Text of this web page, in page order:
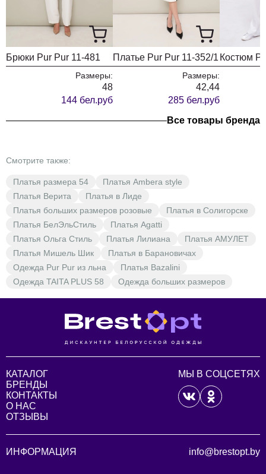
Брюки Pur Pur 11-481
Размеры:
48
144 бел.руб
Платье Pur Pur 11-352/1
Размеры:
42,44
285 бел.руб
Костюм
Все товары бренда
Смотрите также:
Платья размера 54
Платья Ambera style
Платья Верита
Платья в Лиде
Платья больших размеров розовые
Платья в Солигорске
Платья БелЭльСтиль
Платья Agatti
Платья Ольга Стиль
Платья Лилиана
Платья АМУЛЕТ
Платья Мишель Шик
Платья в Барановичах
Одежда Pur Pur из льна
Платья Bazalini
Одежда TAITA PLUS 58
Одежда больших размеров
КАТАЛОГ
БРЕНДЫ
КОНТАКТЫ
О НАС
ОТЗЫВЫ
МЫ В СОЦСЕТЯХ
ИНФОРМАЦИЯ info@brestopt.by